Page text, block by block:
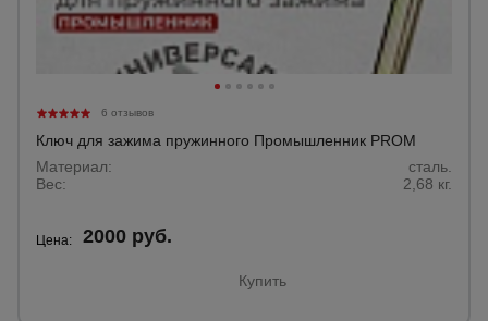
6 отзывов
Ключ для зажима пружинного Промышленник PROM
Материал:
сталь.
Вес:
2,68 кг.
Цена: 2000 руб.
Купить